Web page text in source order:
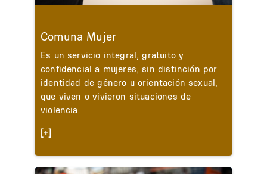
Comuna Mujer
Es un servicio integral, gratuito y
confidencial a mujeres, sin distinción por
identidad de género u orientación sexual,
que viven o vivieron situaciones de
violencia.
[+]